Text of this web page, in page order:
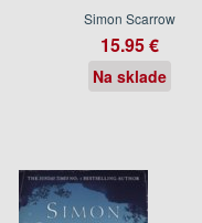
Simon Scarrow
15.95 €
Na sklade